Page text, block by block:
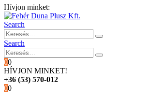
Hívjon minket:
Search
Search
00
HÍVJON MINKET!
+36 (53) 570-012
00